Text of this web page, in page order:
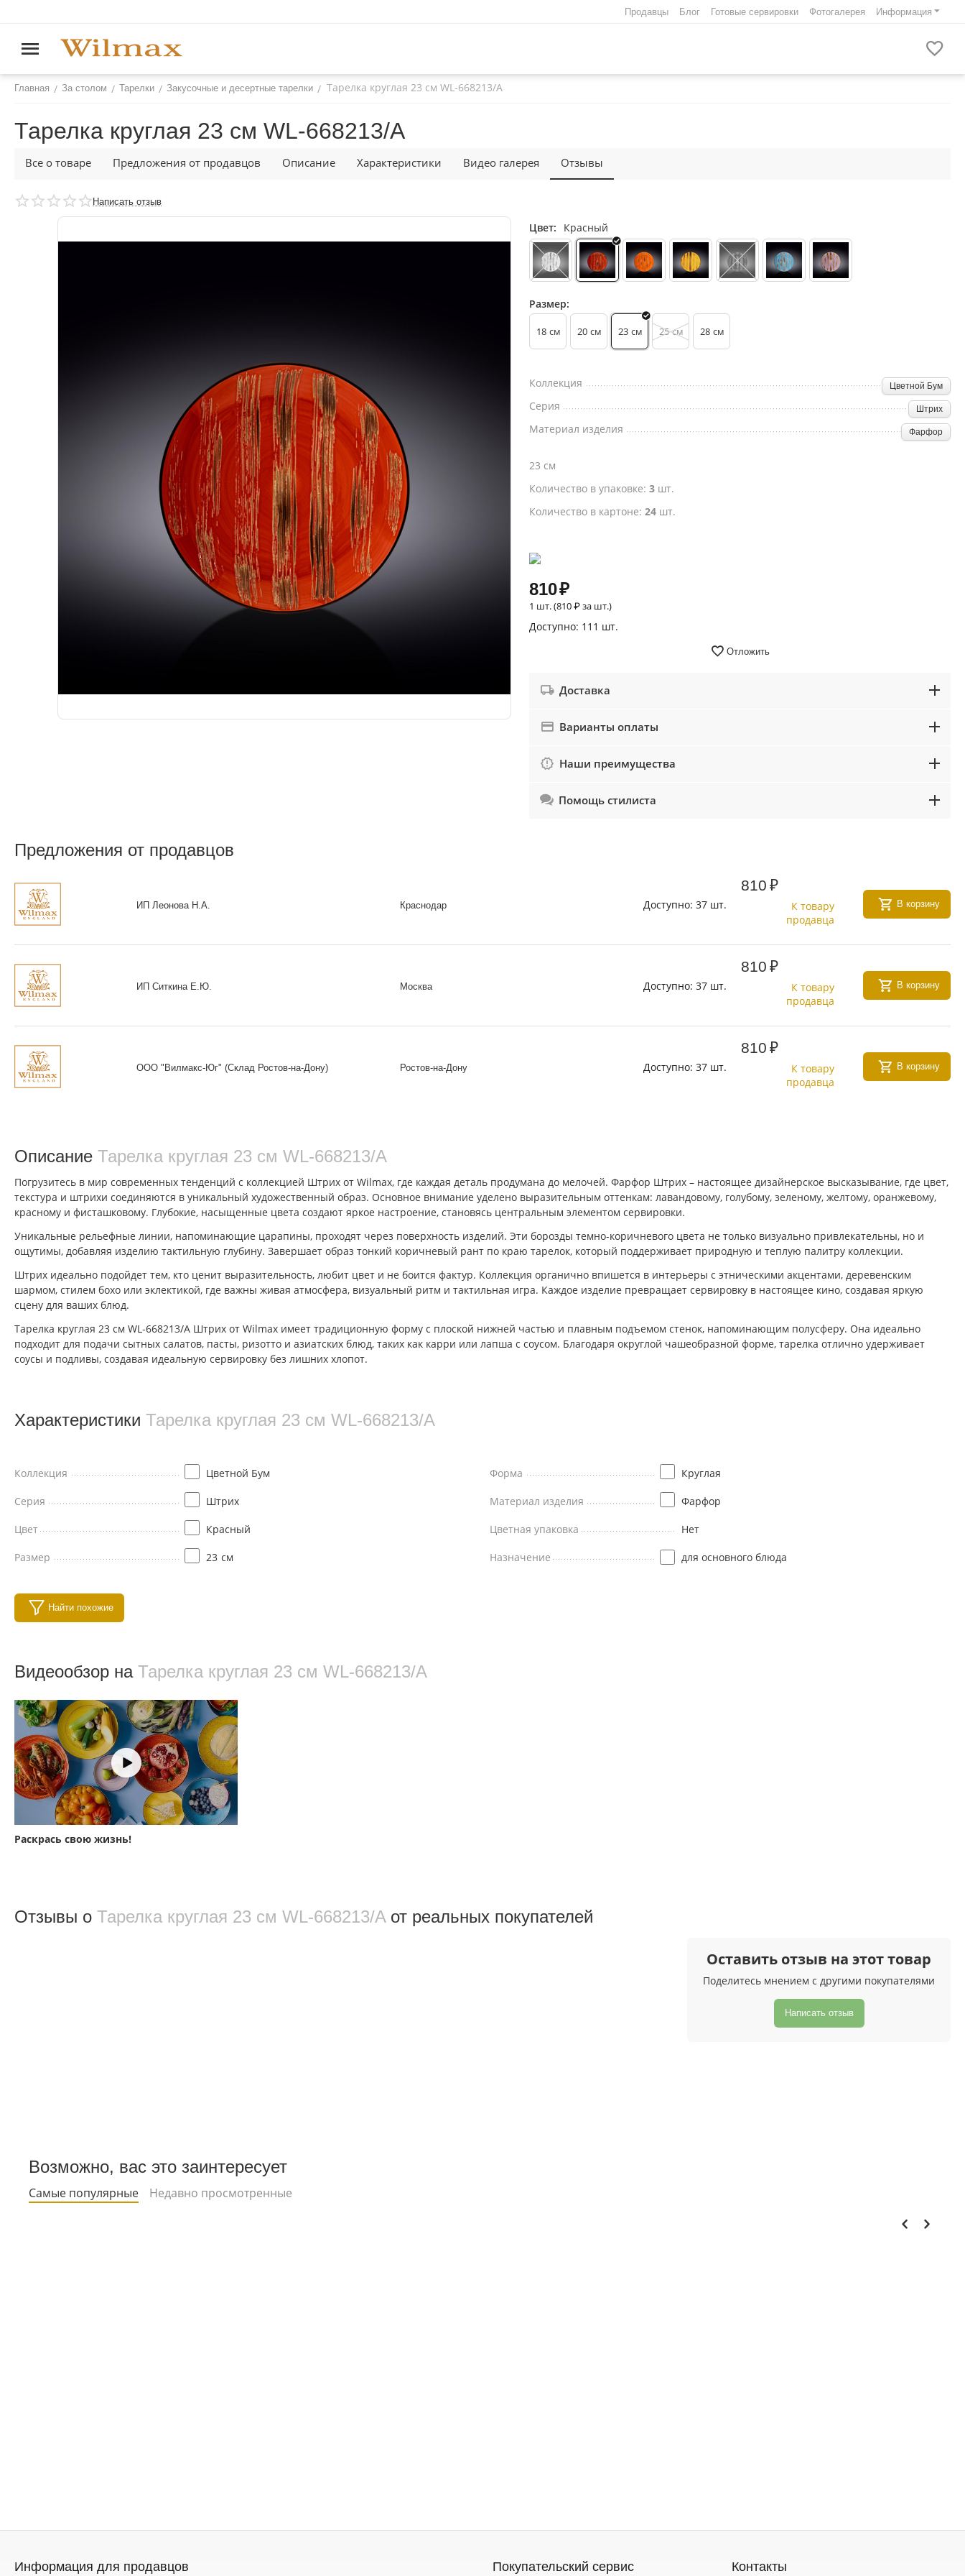
Продавцы Блог Готовые сервировки Фотогалерея Информация
Главная / За столом / Тарелки / Закусочные и десертные тарелки / Тарелка круглая 23 см WL‑668213/A
Тарелка круглая 23 см WL‑668213/A
Все о товаре Предложения от продавцов Описание Характеристики Видео галерея Отзывы
Написать отзыв
Цвет: Красный
Размер:
18 см 20 см 23 см 25см 28 см
Коллекция Цветной Бум
Серия Штрих
Материал изделия Фарфор
23 см
Количество в упаковке:3 шт.
Количество в картоне:24 шт.
810₽
1 шт. (810₽за шт.)
Доступно: 111 шт.
Отложить
Доставка
Варианты оплаты
Наши преимущества
Помощь стилиста
Предложения от продавцов
ИП Леонова Н.А. Краснодар Доступно: 37 шт.
810 ₽
К товару
продавца
В корзину
ИП Ситкина Е.Ю. Москва Доступно: 37 шт.
810 ₽
К товару
продавца
В корзину
ООО "Вилмакс-Юг" (Склад Ростов-на-Дону) Ростов-на-Дону Доступно: 37 шт.
810 ₽
К товару
продавца
В корзину
Описание Тарелка круглая 23 см WL‑668213/A
Погрузитесь в мир современных тенденций с коллекцией Штрих от Wilmax, где каждая деталь продумана до мелочей. Фарфор Штрих – настоящее дизайнерское высказывание, где цвет,
текстура и штрихи соединяются в уникальный художественный образ. Основное внимание уделено выразительным оттенкам: лавандовому, голубому, зеленому, желтому, оранжевому,
красному и фисташковому. Глубокие, насыщенные цвета создают яркое настроение, становясь центральным элементом сервировки.
Уникальные рельефные линии, напоминающие царапины, проходят через поверхность изделий. Эти борозды темно-коричневого цвета не только визуально привлекательны, но и
ощутимы, добавляя изделию тактильную глубину. Завершает образ тонкий коричневый рант по краю тарелок, который поддерживает природную и теплую палитру коллекции.
Штрих идеально подойдет тем, кто ценит выразительность, любит цвет и не боится фактур. Коллекция органично впишется в интерьеры с этническими акцентами, деревенским
шармом, стилем бохо или эклектикой, где важны живая атмосфера, визуальный ритм и тактильная игра. Каждое изделие превращает сервировку в настоящее кино, создавая яркую
сцену для ваших блюд.
Тарелка круглая 23 см WL‑668213/A Штрих от Wilmax имеет традиционную форму с плоской нижней частью и плавным подъемом стенок, напоминающим полусферу. Она идеально
подходит для подачи сытных салатов, пасты, ризотто и азиатских блюд, таких как карри или лапша с соусом. Благодаря округлой чашеобразной форме, тарелка отлично удерживает
соусы и подливы, создавая идеальную сервировку без лишних хлопот.
Характеристики Тарелка круглая 23 см WL‑668213/A
Коллекция Цветной Бум
Серия Штрих
Цвет Красный
Размер 23 см
Форма Круглая
Материал изделия Фарфор
Цветная упаковка Нет
Назначение для основного блюда
Найти похожие
Видеообзор на Тарелка круглая 23 см WL‑668213/A
Раскрась свою жизнь!
Отзывы о Тарелка круглая 23 см WL‑668213/A от реальных покупателeй
Оставить отзыв на этот товар
Поделитесь мнением с другими покупателями
Написать отзыв
Возможно, вас это заинтересует
Самые популярные Недавно просмотренные
Информация для продавцов Покупательский сервис Контакты